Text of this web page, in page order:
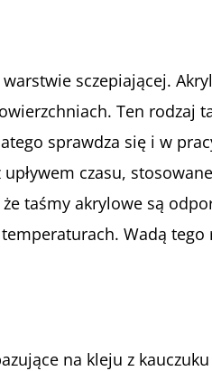
sczepiającej.
Ten
sprawdza się i w
czasu,
taśmy akrylowe są
Wadą
na kleju z